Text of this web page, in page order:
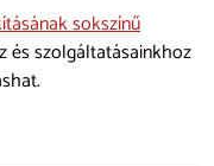
sokszínű
és szolgáltatásainkhoz